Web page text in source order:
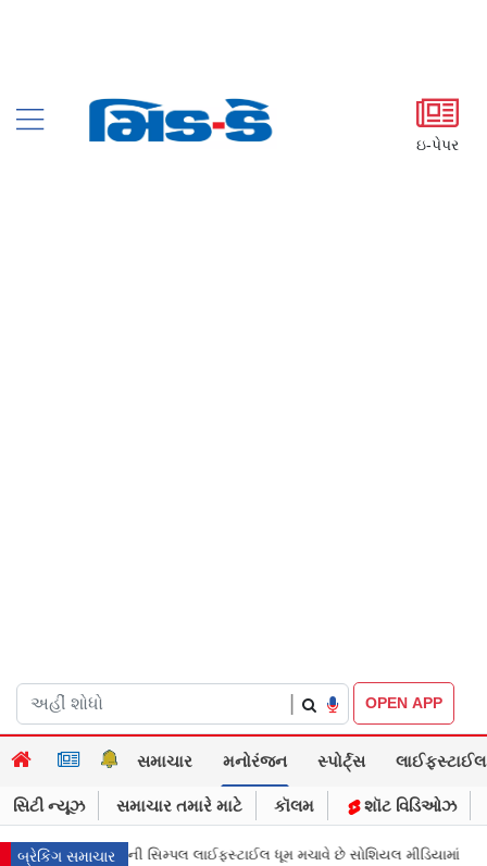
ઇ-પેપર
OPEN APP
સમાચાર મનોરંજન સ્પોર્ટ્સ લાઈફસ્ટાઈલ
સિટી ન્યૂઝ સમાચાર તમારે માટે કૉલમ શૉટ વિડિઓઝ
બ્રેકિંગ સમાચાર
છે સોશિયલ મીડિયામાં માર્ક ઝુકરબર્ગે માની Metaની ભૂલ, ચાઈલ્ડ